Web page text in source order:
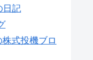
日記
式投機ブロ